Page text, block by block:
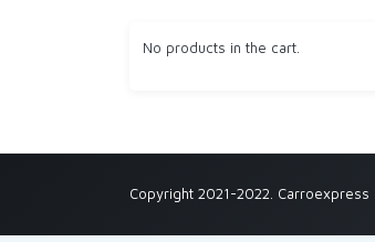
No products in the cart.
Copyright 2021-2022. Carroexpress